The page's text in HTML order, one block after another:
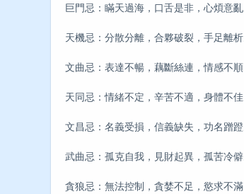
巨門忌：瞞天過海，口舌是非，心煩意
天機忌：分散分離，合夥破裂，手足離
文曲忌：表達不暢，藕斷絲連，情感不
天同忌：情緒不定，辛苦不適，身體不
文昌忌：名義受損，信義缺失，功名蹭
武曲忌：孤克自我，見財起異，孤苦冷
貪狼忌：無法控制，貪婪不足，慾求不